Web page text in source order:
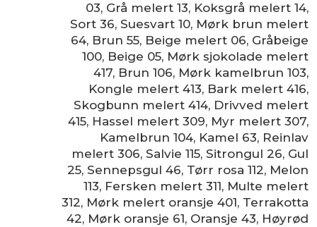
03, Grå melert 13, Koksgrå melert 14,
Sort 36, Suesvart 10, Mørk brun melert
64, Brun 55, Beige melert 06, Gråbeige
100, Beige 05, Mørk sjokolade melert
417, Brun 106, Mørk kamelbrun 103,
Kongle melert 413, Bark melert 416,
Skogbunn melert 414, Drivved melert
415, Hassel melert 309, Myr melert 307,
Kamelbrun 104, Kamel 63, Reinlav
melert 306, Salvie 115, Sitrongul 26, Gul
25, Sennepsgul 46, Tørr rosa 112, Melon
113, Fersken melert 311, Multe melert
312, Mørk melert oransje 401, Terrakotta
42, Mørk oransje 61, Oransje 43, Høyrød